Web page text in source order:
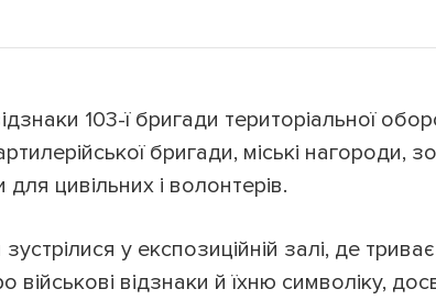
103-ї бригади територіальної
бригади, міські нагороди,
цивільних і волонтерів.
у експозиційній залі, де
військові відзнаки й їхню символіку,